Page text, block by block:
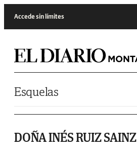
Accede sin límites
Esquelas
DOÑA INÉS RUIZ SAINZ